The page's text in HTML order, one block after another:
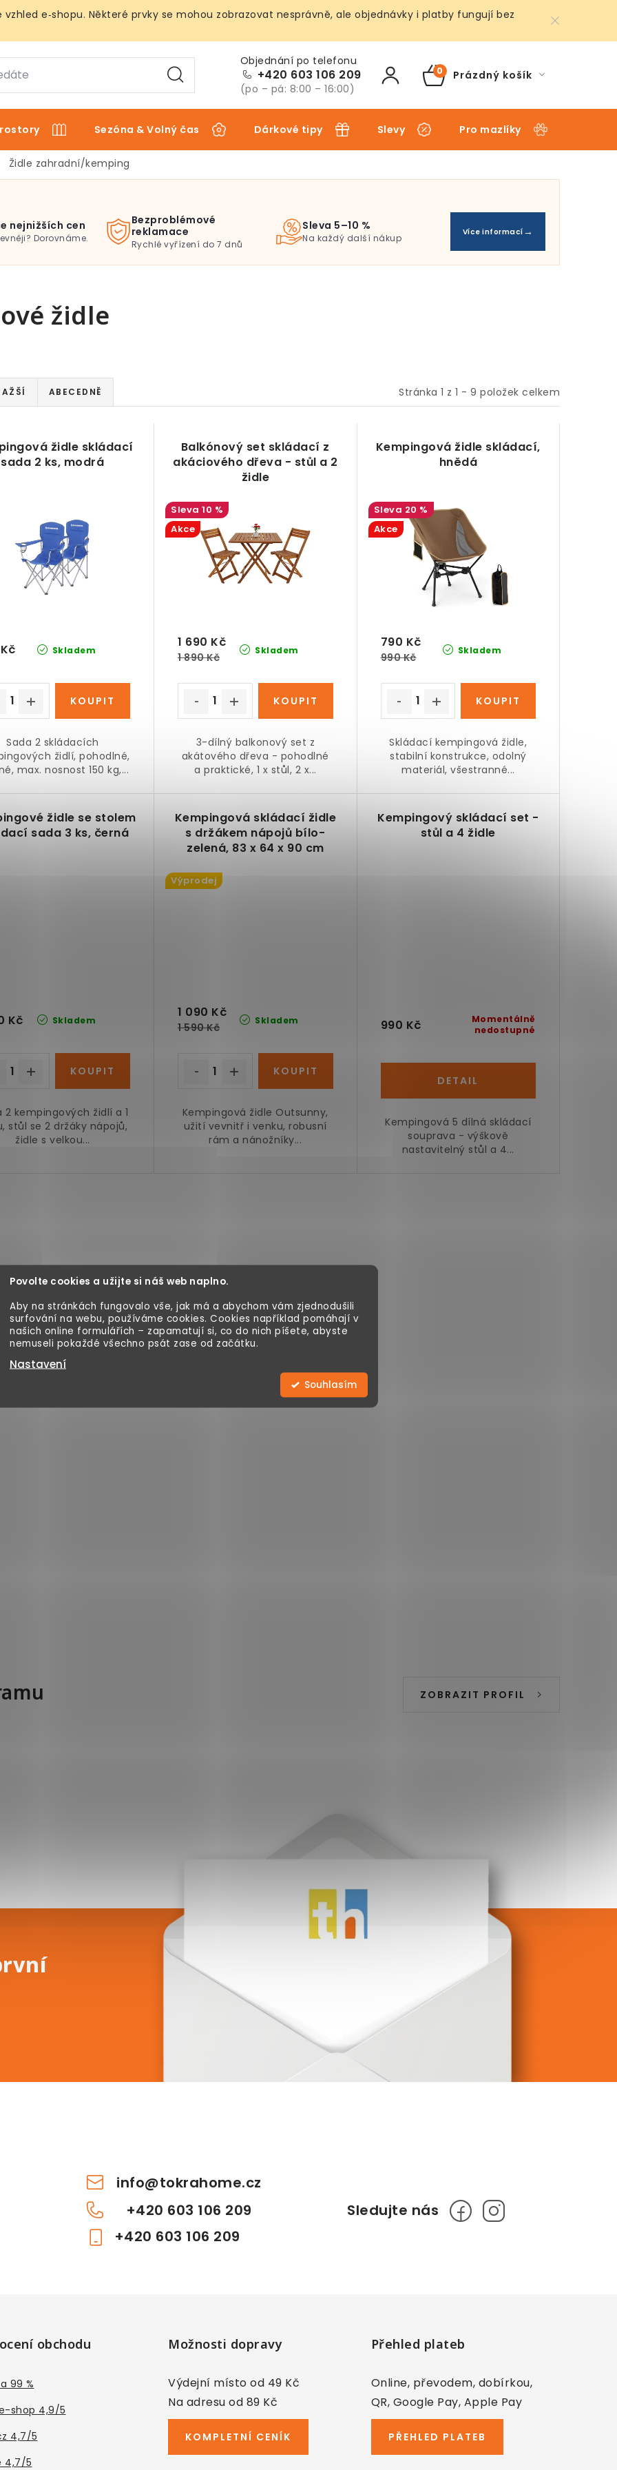
Povolte cookies a užijte si náš web naplno.
Aby na stránkách fungovalo vše, jak má a abychom vám zjednodušili
surfování na webu, používáme cookies. Cookies například pomáhají v
našich online formulářích – zapamatují si, co do nich píšete, abyste
nemuseli pokaždé všechno psát zase od začátku.
Nastavení
Souhlasím
vzhled e‑shopu. Některé prvky se mohou zobrazovat nesprávně, ale objednávky i platby fungují bez
+420 603 106 209
(po – pá: 8:00 – 16:00) NÁKUPNÍ
Prázdný košík
Sezóna & Volný čas Dárkové tipy Slevy Pro mazlíky
Židle zahradní/kemping
nejnižších cen
Dorovnáme.
Bezproblémové
reklamace
Rychlé vyřízení do 7 dnů
Sleva 5–10 %
Na každý další nákup
Více informací
židle
Stránka 1 z 1 - 9 položek celkem
ABECEDNĚ
židle skládací
sada 2 ks, modrá
Skladem
Sada 2 skládacích
židlí, pohodlné,
max. nosnost 150 kg,...
Balkónový set skládací z
akáciového dřeva - stůl a 2
židle
10 %
Akce
Skladem
1 690 Kč
1 890 Kč
3-dílný balkonový set z
akátového dřeva - pohodlné
a praktické, 1 x stůl, 2 x...
Kempingová židle skládací,
hnědá
20 %
Akce
Skladem
790 Kč
990 Kč
Skládací kempingová židle,
stabilní konstrukce, odolný
materiál, všestranné...
židle se stolem
sada 3 ks, černá
Skladem
Kč
2 kempingových židlí a 1
stůl se 2 držáky nápojů,
židle s velkou...
Kempingová skládací židle
s držákem nápojů bílo-
zelená, 83 x 64 x 90 cm
Výprodej
Skladem
1 090 Kč
1 590 Kč
Kempingová židle Outsunny,
užití vevnitř i venku, robusní
rám a nánožníky...
Kempingový skládací set -
stůl a 4 židle
Momentálně
nedostupné
990 Kč
Kempingová 5 dílná skládací
souprava - výškově
nastavitelný stůl a 4...
ZOBRAZIT PROFIL
info@tokrahome.cz
+420 603 106 209
+420 603 106 209
obchodu
99 %
shop 4,9/5
4,7/5
4,7/5
Možnosti dopravy
Výdejní místo od 49 Kč
Na adresu od 89 Kč
KOMPLETNÍ CENÍK
Přehled plateb
Online, převodem, dobírkou,
QR, Google Pay, Apple Pay
PŘEHLED PLATEB